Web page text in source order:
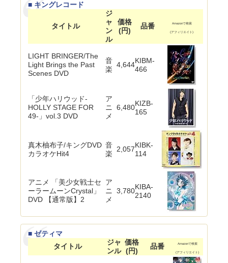
■ キングレコード
タイトル
ジ
ャ
ン
ル
価格
(円)
品番 Amazonで検索
(アフィリエイト)
LIGHT BRINGER/The
Light Brings the Past
Scenes DVD
音
楽
4,644KIBM-
466
「少年ハリウッド-
HOLLY STAGE FOR
49-」vol.3 DVD
ア
ニ
メ
6,480KIZB-
165
真木柚布子/キングDVD
カラオケHit4
音
楽
2,057KIBK-
114
アニメ 「美少女戦士セ
ーラームーンCrystal」
DVD 【通常版】2
ア
ニ
メ
3,780KIBA-
2140
■ ゼティマ
タイトル
ジャ
ンル
価格
(円)
品番 Amazonで検索
(アフィリエイト)